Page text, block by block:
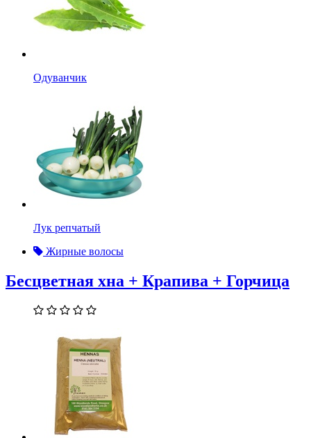
Одуванчик
Лук репчатый
Жирные волосы
Бесцветная хна + Крапива + Горчица